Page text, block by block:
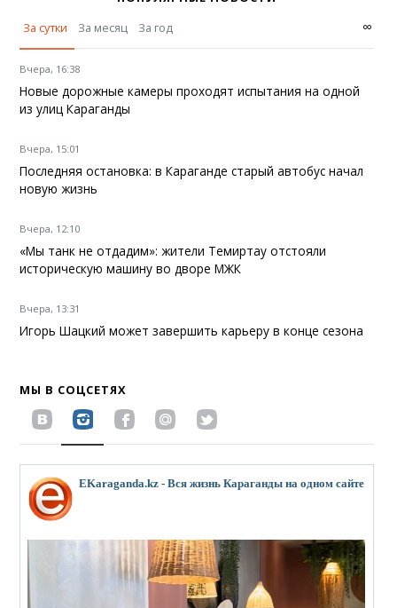
За сутки
За месяц За год ∞
Вчера, 16:38
Новые дорожные камеры проходят испытания на одной
из улиц Караганды
Вчера, 15:01
Последняя остановка: в Караганде старый автобус начал
новую жизнь
Вчера, 12:10
«Мы танк не отдадим»: жители Темиртау отстояли
историческую машину во дворе МЖК
Вчера, 13:31
Игорь Шацкий может завершить карьеру в конце сезона
МЫ В СОЦСЕТЯХ
EKaraganda.kz - Вся жизнь Караганды на одном сайте